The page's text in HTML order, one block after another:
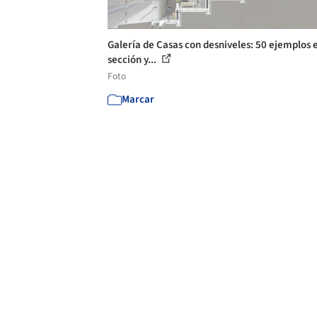
Galería de Casas con desniveles: 50 ejemplos
sección y...
Foto
Marcar